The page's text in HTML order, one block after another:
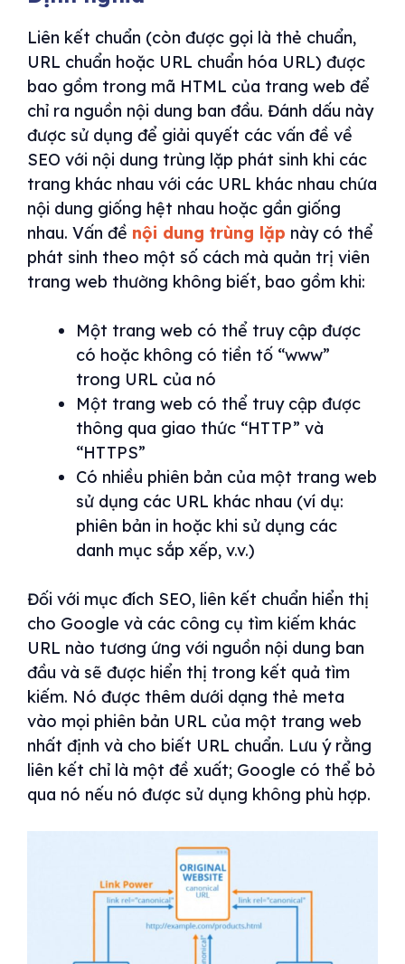
Liên kết chuẩn (còn được gọi là thẻ chuẩn,
URL chuẩn hoặc URL chuẩn hóa URL) được
bao gồm trong mã HTML của trang web để
chỉ ra nguồn nội dung ban đầu. Đánh dấu này
được sử dụng để giải quyết các vấn đề về
SEO với nội dung trùng lặp phát sinh khi các
trang khác nhau với các URL khác nhau chứa
nội dung giống hệt nhau hoặc gần giống
nhau. Vấn đề nội dung trùng lặp này có thể
phát sinh theo một số cách mà quản trị viên
trang web thường không biết, bao gồm khi:
Một trang web có thể truy cập được
có hoặc không có tiền tố “www”
trong URL của nó
Một trang web có thể truy cập được
thông qua giao thức “HTTP” và
“HTTPS”
Có nhiều phiên bản của một trang web
sử dụng các URL khác nhau (ví dụ:
phiên bản in hoặc khi sử dụng các
danh mục sắp xếp, v.v.)
Đối với mục đích SEO, liên kết chuẩn hiển thị
cho Google và các công cụ tìm kiếm khác
URL nào tương ứng với nguồn nội dung ban
đầu và sẽ được hiển thị trong kết quả tìm
kiếm. Nó được thêm dưới dạng thẻ meta
vào mọi phiên bản URL của một trang web
nhất định và cho biết URL chuẩn. Lưu ý rằng
liên kết chỉ là một đề xuất; Google có thể bỏ
qua nó nếu nó được sử dụng không phù hợp.